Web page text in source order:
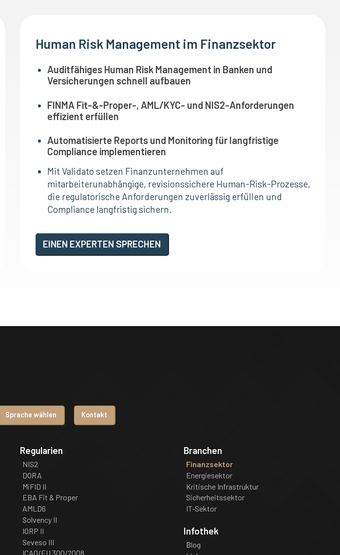
Human Risk Management im Finanzsektor
Auditfähiges Human Risk Management in Banken und
Versicherungen schnell aufbauen
FINMA Fit-&-Proper-, AML/KYC- und NIS2-Anforderungen
effizient erfüllen
Automatisierte Reports und Monitoring für langfristige
Compliance implementieren
Mit Validato setzen Finanzunternehmen auf
mitarbeiterunabhängige, revisionssichere Human-Risk-Prozesse,
die regulatorische Anforderungen zuverlässig erfüllen und
Compliance langfristig sichern.
EINEN EXPERTEN SPRECHEN
Sprache wählen Kontakt
Regularien
NIS2
DORA
MiFID II
EBA Fit & Proper
AMLD6
Solvency II
IORP II
Seveso III
ICAO/EU 300/2008
Branchen
Finanzsektor
Energiesektor
Kritische Infrastruktur
Sicherheitssektor
IT-Sektor
Infothek
Blog